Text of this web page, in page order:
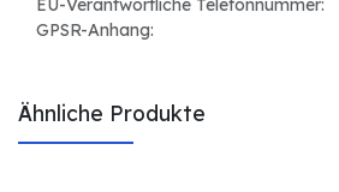
EU-Verantwortliche Telefonnummer:
GPSR-Anhang:
Ähnliche Produkte